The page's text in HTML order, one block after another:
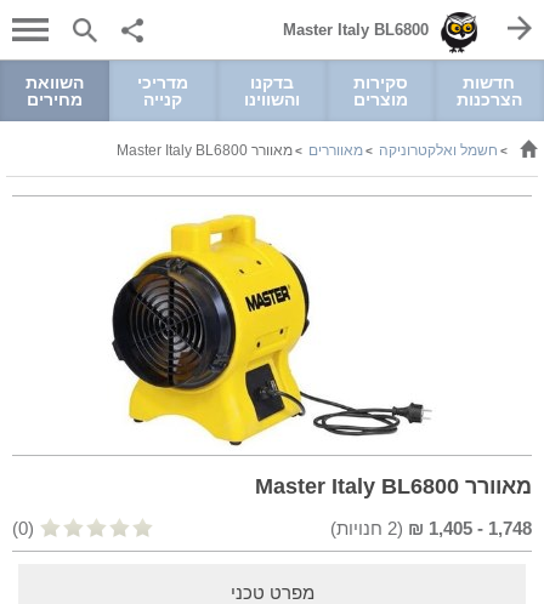
Master Italy BL6800
חדשות
הצרכנות
סקירות
מוצרים
בדקנו
והשווינו
מדריכי
קנייה
השוואת
מחירים
> חשמל ואלקטרוניקה >מאווררים >מאוורר Master Italy BL6800
מאוורר Master Italy BL6800
1,748
-
1,405
₪
(
2 חנויות) (0)
מפרט טכני